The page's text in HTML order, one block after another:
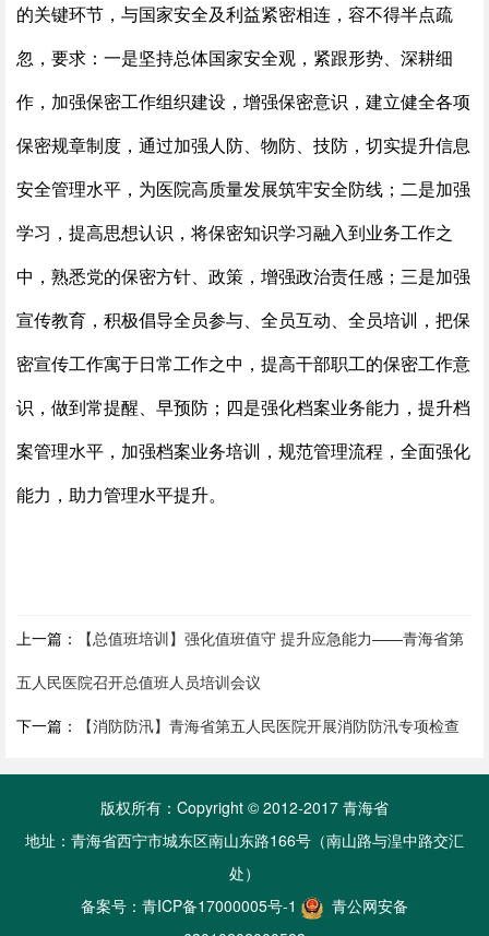
的关键环节，与国家安全及利益紧密相连，容不得半点疏
忽，要求：一是坚持总体国家安全观，紧跟形势、深耕细
作，加强保密工作组织建设，增强保密意识，建立健全各项
保密规章制度，通过加强人防、物防、技防，切实提升信息
安全管理水平，为医院高质量发展筑牢安全防线；二是加强
学习，提高思想认识，将保密知识学习融入到业务工作之
中，熟悉党的保密方针、政策，增强政治责任感；三是加强
宣传教育，积极倡导全员参与、全员互动、全员培训，把保
密宣传工作寓于日常工作之中，提高干部职工的保密工作意
识，做到常提醒、早预防；四是强化档案业务能力，提升档
案管理水平，加强档案业务培训，规范管理流程，全面强化
能力，助力管理水平提升。
上一篇：
【总值班培训】强化值班值守 提升应急能力——青海省第
五人民医院召开总值班人员培训会议
下一篇：
【消防防汛】青海省第五人民医院开展消防防汛专项检查
版权所有：Copyright © 2012-2017 青海省
地址：青海省西宁市城东区南山东路166号（南山路与湟中路交汇
处）
备案号： 青ICP备17000005号-1
青公网安备